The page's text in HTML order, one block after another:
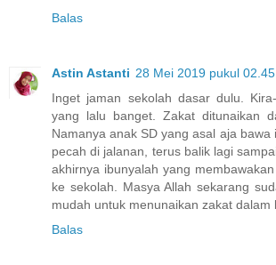
Balas
Astin Astanti 28 Mei 2019 pukul 02.45
Inget jaman sekolah dasar dulu.
yang lalu banget. Zakat ditunaikan
Namanya anak SD yang asal aja bawa
pecah di jalanan, terus balik lagi
akhirnya ibunyalah yang
ke sekolah. Masya Allah sekarang
mudah untuk menunaikan zakat dalam
Balas